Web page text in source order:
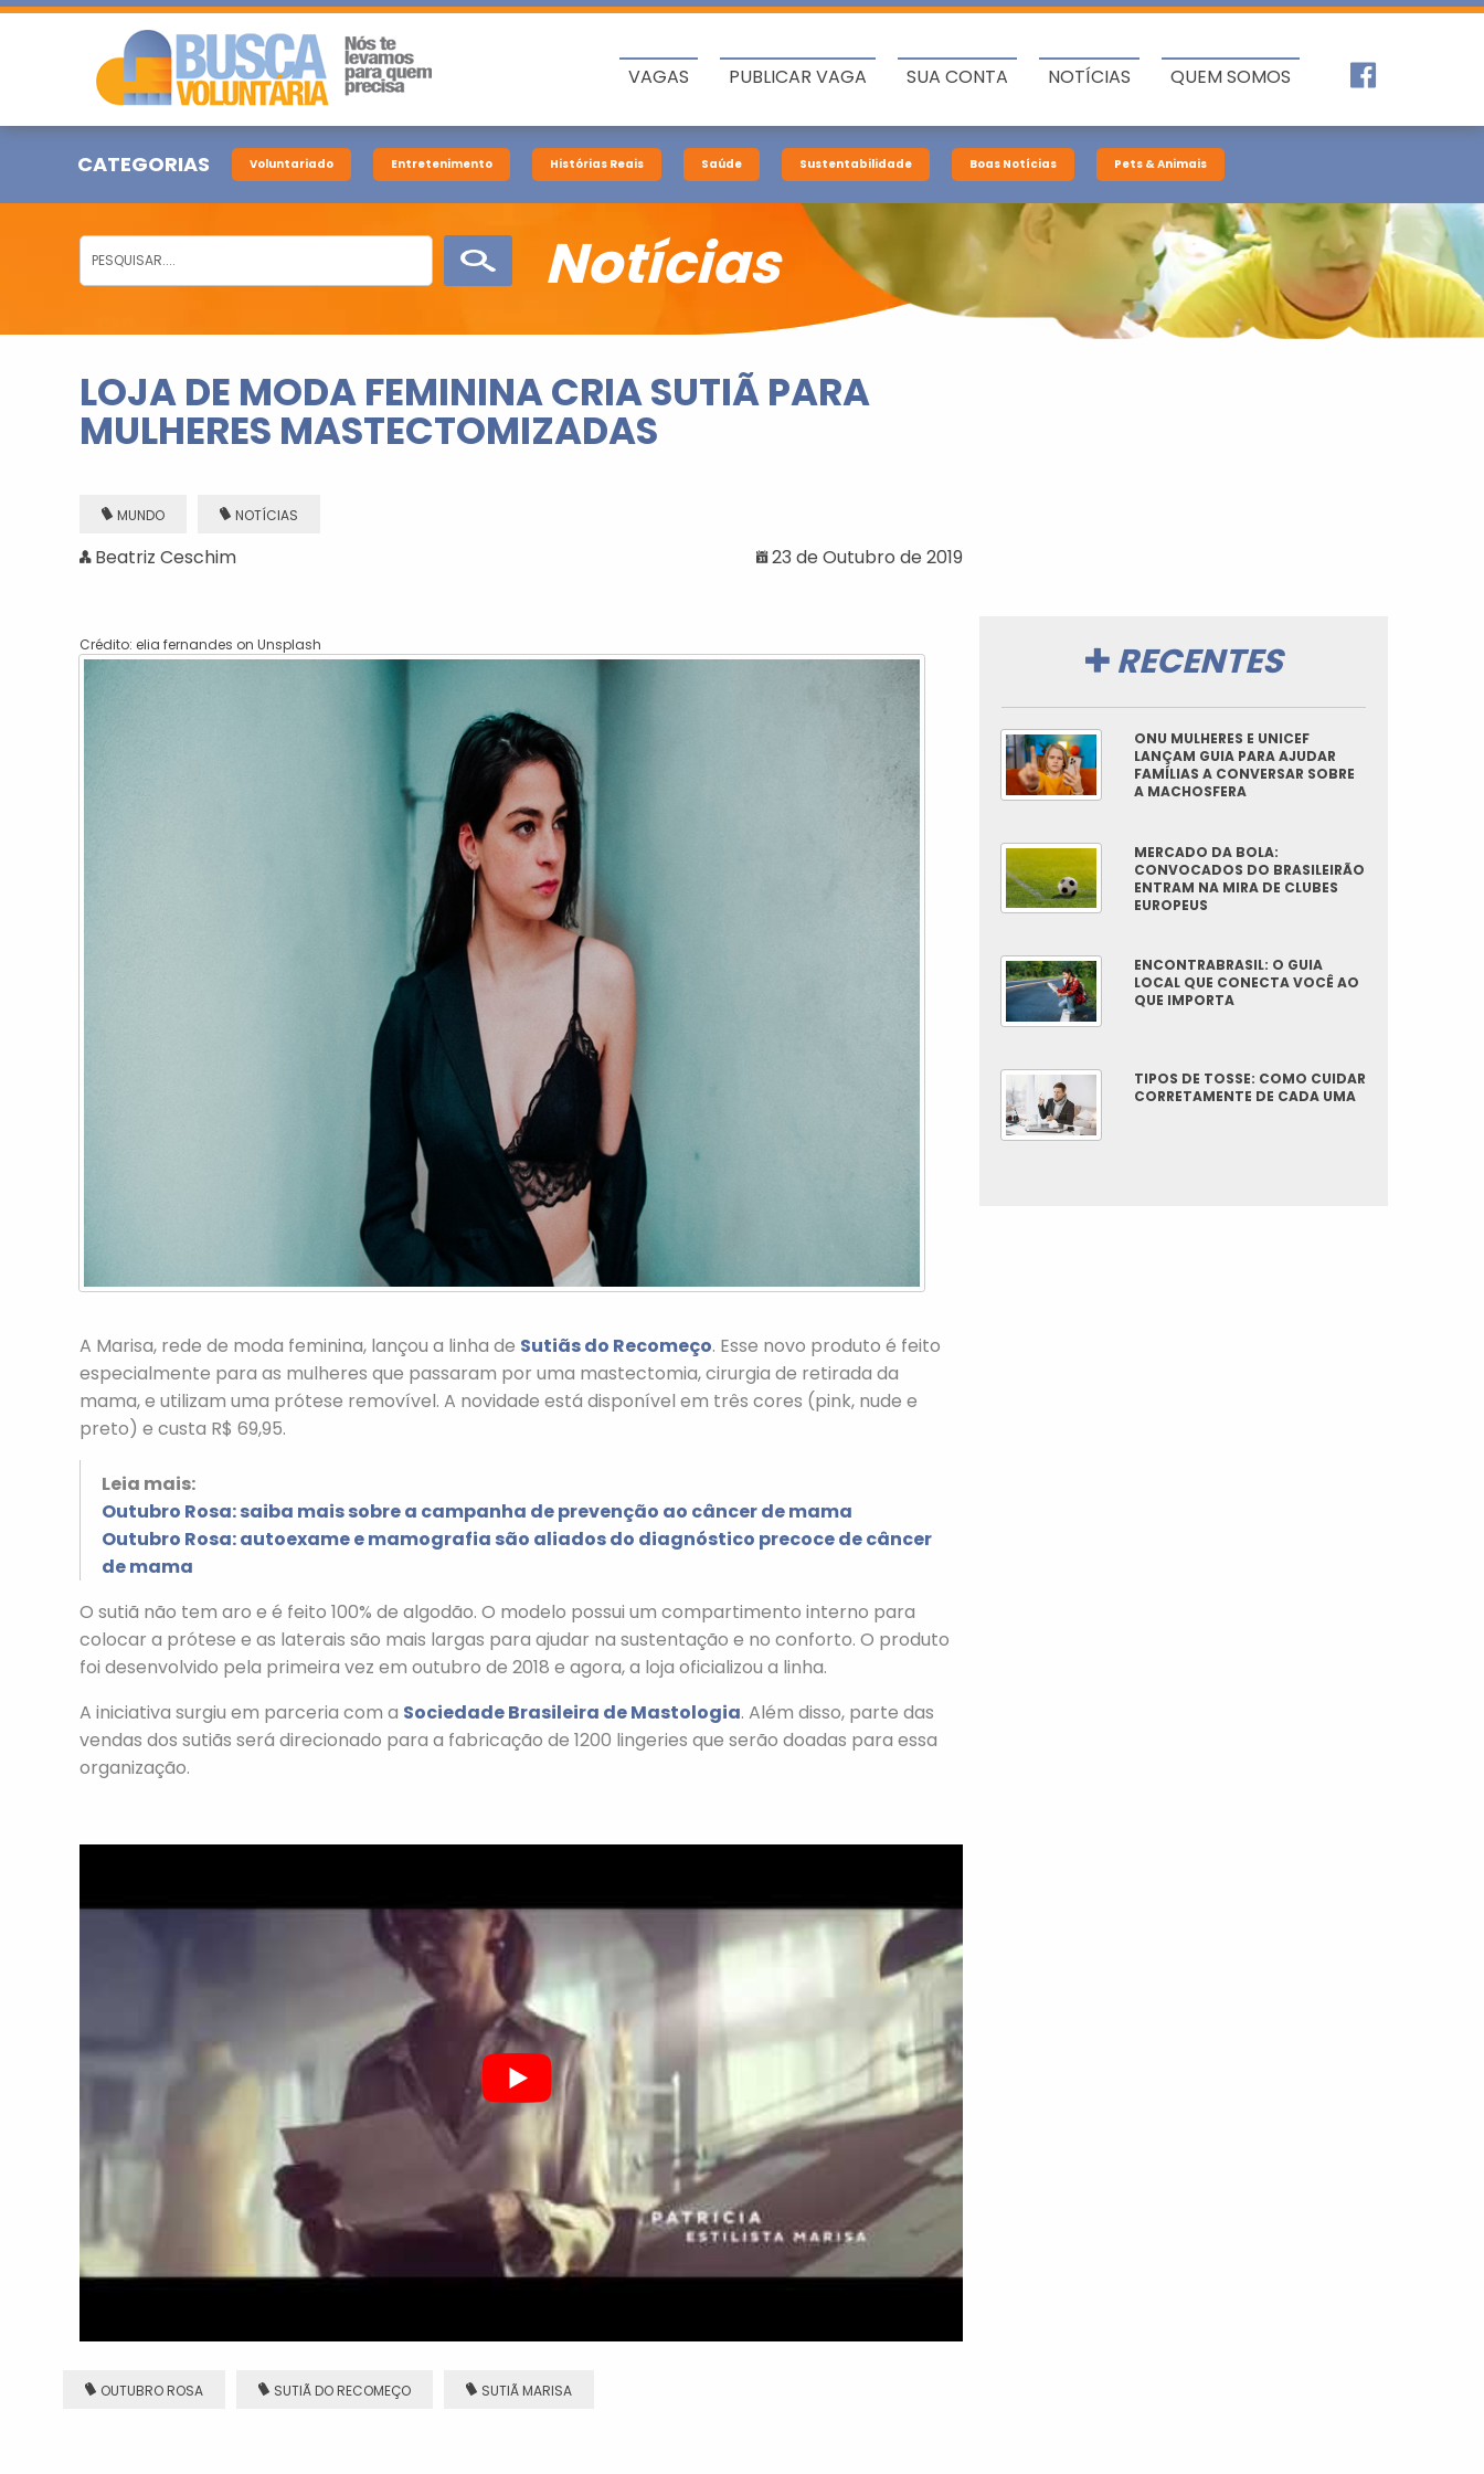
VAGAS PUBLICAR VAGA SUA CONTA NOTÍCIAS QUEM SOMOS
CATEGORIAS Voluntariado Entretenimento Histórias Reais Saúde Sustentabilidade Boas Notícias Pets & Animais
Notícias
LOJA DE MODA FEMININA CRIA SUTIÃ PARA
MULHERES MASTECTOMIZADAS
MUNDO NOTÍCIAS
Beatriz Ceschim 23 de Outubro de 2019
Crédito: elia fernandes on Unsplash
A Marisa, rede de moda feminina, lançou a linha de Sutiãs do Recomeço. Esse novo produto é feito
especialmente para as mulheres que passaram por uma mastectomia, cirurgia de retirada da
mama, e utilizam uma prótese removível. A novidade está disponível em três cores (pink, nude e
preto) e custa R$ 69,95.
Leia mais:
Outubro Rosa: saiba mais sobre a campanha de prevenção ao câncer de mama
Outubro Rosa: autoexame e mamografia são aliados do diagnóstico precoce de câncer
de mama
O sutiã não tem aro e é feito 100% de algodão. O modelo possui um compartimento interno para
colocar a prótese e as laterais são mais largas para ajudar na sustentação e no conforto. O produto
foi desenvolvido pela primeira vez em outubro de 2018 e agora, a loja oficializou a linha.
A iniciativa surgiu em parceria com a Sociedade Brasileira de Mastologia. Além disso, parte das
vendas dos sutiãs será direcionado para a fabricação de 1200 lingeries que serão doadas para essa
organização.
OUTUBRO ROSA SUTIÃ DO RECOMEÇO SUTIÃ MARISA
RECENTES
ONU MULHERES E UNICEF
LANÇAM GUIA PARA AJUDAR
FAMÍLIAS A CONVERSAR SOBRE
A MACHOSFERA
MERCADO DA BOLA:
CONVOCADOS DO BRASILEIRÃO
ENTRAM NA MIRA DE CLUBES
EUROPEUS
ENCONTRABRASIL: O GUIA
LOCAL QUE CONECTA VOCÊ AO
QUE IMPORTA
TIPOS DE TOSSE: COMO CUIDAR
CORRETAMENTE DE CADA UMA